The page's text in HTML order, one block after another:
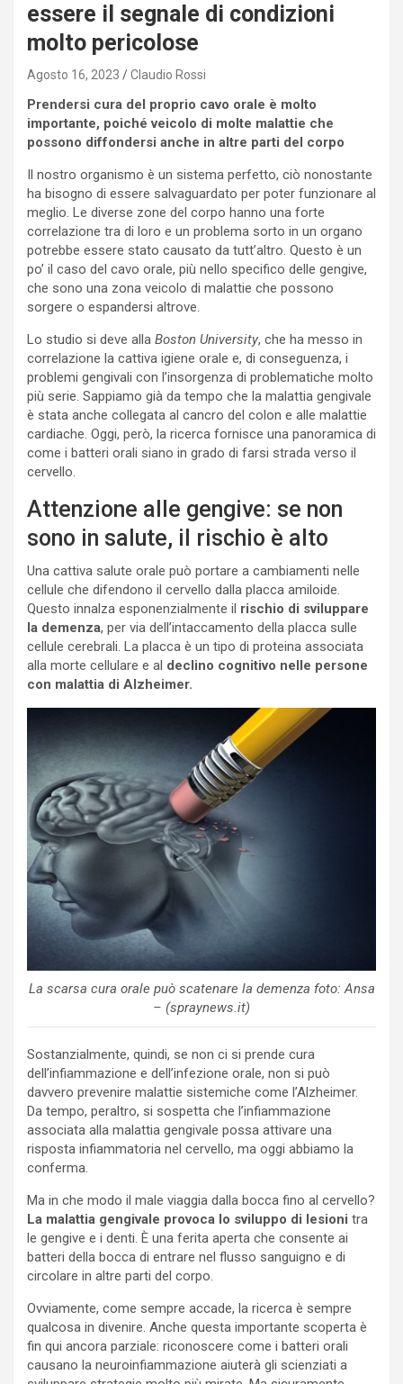
essere il segnale di condizioni
molto pericolose
Agosto 16, 2023 Claudio Rossi
Prendersi cura del proprio cavo orale è molto
importante, poiché veicolo di molte malattie che
possono diffondersi anche in altre parti del corpo
Il nostro organismo è un sistema perfetto, ciò nonostante
ha bisogno di essere salvaguardato per poter funzionare al
meglio. Le diverse zone del corpo hanno una forte
correlazione tra di loro e un problema sorto in un organo
potrebbe essere stato causato da tutt’altro. Questo è un
po’ il caso del cavo orale, più nello specifico delle gengive,
che sono una zona veicolo di malattie che possono
sorgere o espandersi altrove.
Lo studio si deve alla Boston University, che ha messo in
correlazione la cattiva igiene orale e, di conseguenza, i
problemi gengivali con l’insorgenza di problematiche molto
più serie. Sappiamo già da tempo che la malattia gengivale
è stata anche collegata al cancro del colon e alle malattie
cardiache. Oggi, però, la ricerca fornisce una panoramica di
come i batteri orali siano in grado di farsi strada verso il
cervello.
Attenzione alle gengive: se non
sono in salute, il rischio è alto
Una cattiva salute orale può portare a cambiamenti nelle
cellule che difendono il cervello dalla placca amiloide.
Questo innalza esponenzialmente il rischio di sviluppare
la demenza, per via dell’intaccamento della placca sulle
cellule cerebrali. La placca è un tipo di proteina associata
alla morte cellulare e al declino cognitivo nelle persone
con malattia di Alzheimer.
La scarsa cura orale può scatenare la demenza foto: Ansa
– (spraynews.it)
Sostanzialmente, quindi, se non ci si prende cura
dell’infiammazione e dell’infezione orale, non si può
davvero prevenire malattie sistemiche come l’Alzheimer.
Da tempo, peraltro, si sospetta che l’infiammazione
associata alla malattia gengivale possa attivare una
risposta infiammatoria nel cervello, ma oggi abbiamo la
conferma.
Ma in che modo il male viaggia dalla bocca fino al cervello?
La malattia gengivale provoca lo sviluppo di lesioni tra
le gengive e i denti. È una ferita aperta che consente ai
batteri della bocca di entrare nel flusso sanguigno e di
circolare in altre parti del corpo.
Ovviamente, come sempre accade, la ricerca è sempre
qualcosa in divenire. Anche questa importante scoperta è
fin qui ancora parziale: riconoscere come i batteri orali
causano la neuroinfiammazione aiuterà gli scienziati a